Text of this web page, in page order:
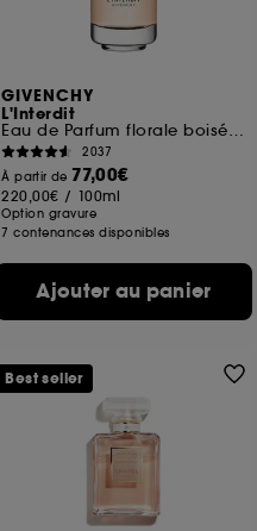
GIVENCHY
L'Interdit
Eau de Parfum florale boisée pour femme
2037
À partir de 77,00€
220,00€ / 100ml
Option gravure
7 contenances disponibles
Ajouter au panier
Best seller